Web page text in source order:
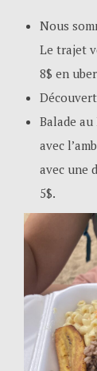
Nous
Le trajet
8$ en
Balade au
avec
avec une
5$.